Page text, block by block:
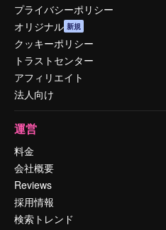
プライバシーポリシー
オリジナル 新規
クッキーポリシー
トラストセンター
アフィリエイト
法人向け
運営
料金
会社概要
Reviews
採用情報
検索トレンド